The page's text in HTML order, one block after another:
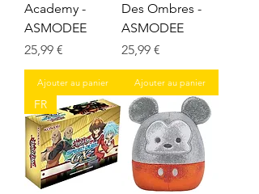
Academy -
ASMODEE
Prix
25,99 €
Ajouter au panier
Des Ombres -
ASMODEE
Prix
25,99 €
Ajouter au panier
FR